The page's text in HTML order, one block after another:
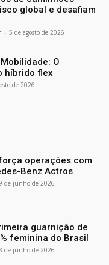
global e desafiam
- 5 de agosto de 2026
O
híbrido flex
de 2026
operações com
Benz Actros
de junho de 2026
guarnição de
feminina do Brasil
de junho de 2026